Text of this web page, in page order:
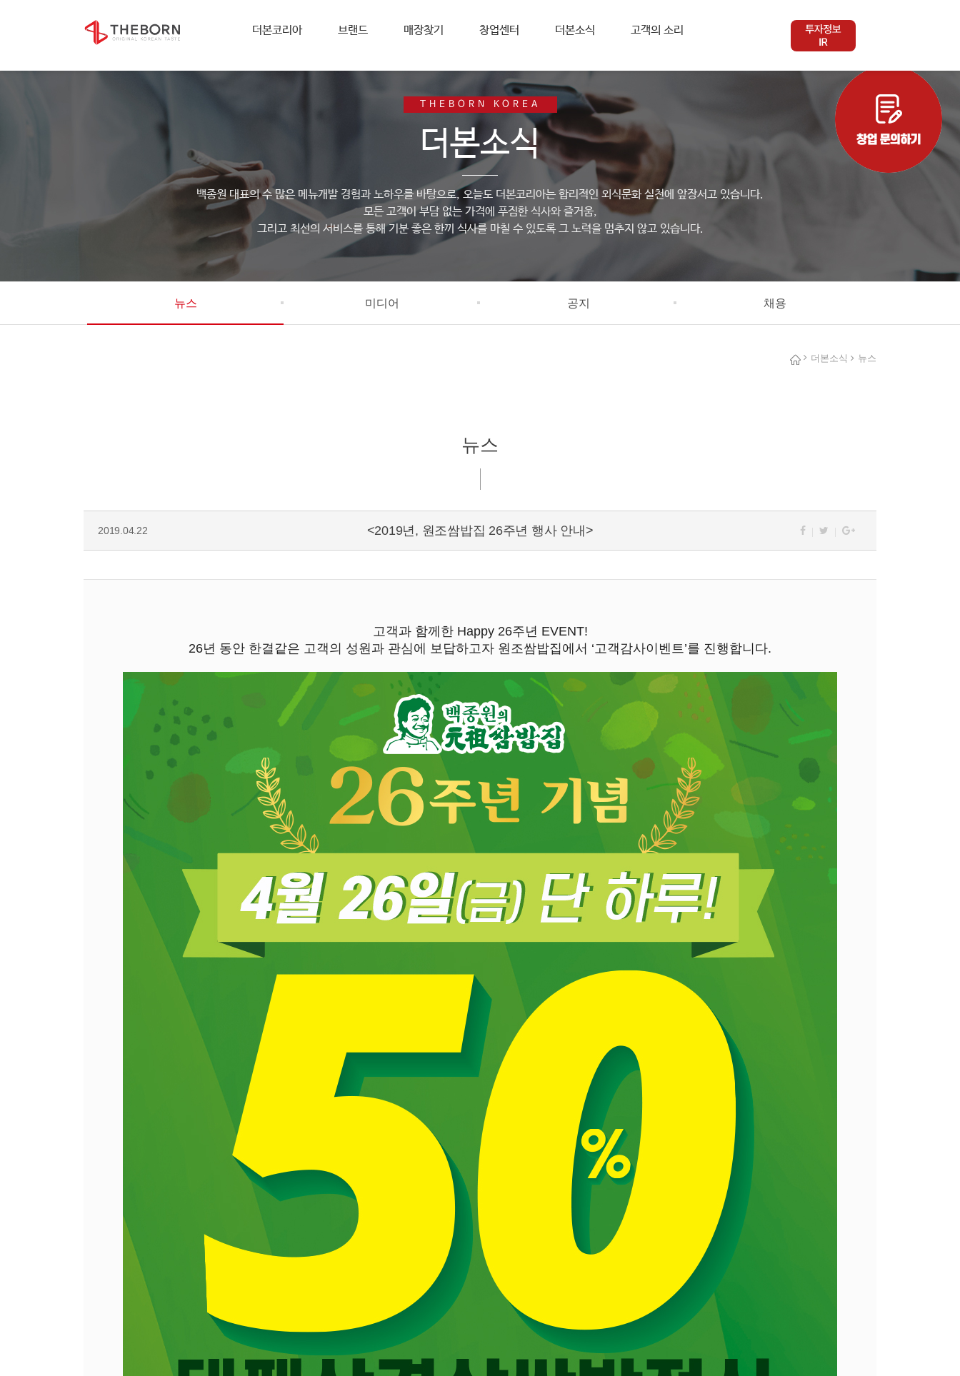
더본코리아 브랜드 매장찾기 창업센터 더본소식 고객의 소리
THEBORN KOREA
더본소식
백종원 대표의 수 많은 메뉴개발 경험과 노하우를 바탕으로, 오늘도 더본코리아는 합리적인 외식문화 실천에 앞장서고 있습니다.
모든 고객이 부담 없는 가격에 푸짐한 식사와 즐거움,
그리고 최선의 서비스를 통해 기분 좋은 한끼 식사를 마칠 수 있도록 그 노력을 멈추지 않고 있습니다.
뉴스 미디어 공지 채용
더본소식 뉴스
뉴스
2019.04.22 <2019년, 원조쌈밥집 26주년 행사 안내>
고객과 함께한 Happy 26주년 EVENT!
26년 동안 한결같은 고객의 성원과 관심에 보답하고자 원조쌈밥집에서 ‘고객감사이벤트’를 진행합니다.